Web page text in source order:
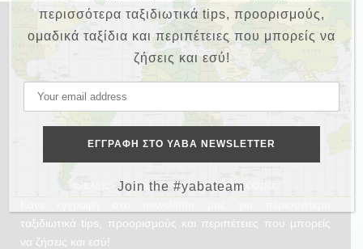
NEWSLETTER
Θέλεις και εσύ να γυρίσεις τον κόσμο;
ταξιδιωτικά tips, προορισμούς και περιπέτειες που μπορείς
να ζήσεις και εσύ!
περισσότερα ταξιδιωτικά tips, προορισμούς,
ομαδικά ταξίδια και περιπέτειες που μπορείς να
ζήσεις και εσύ!
Join the #yabateam